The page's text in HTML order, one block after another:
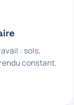
: sols,
constant.